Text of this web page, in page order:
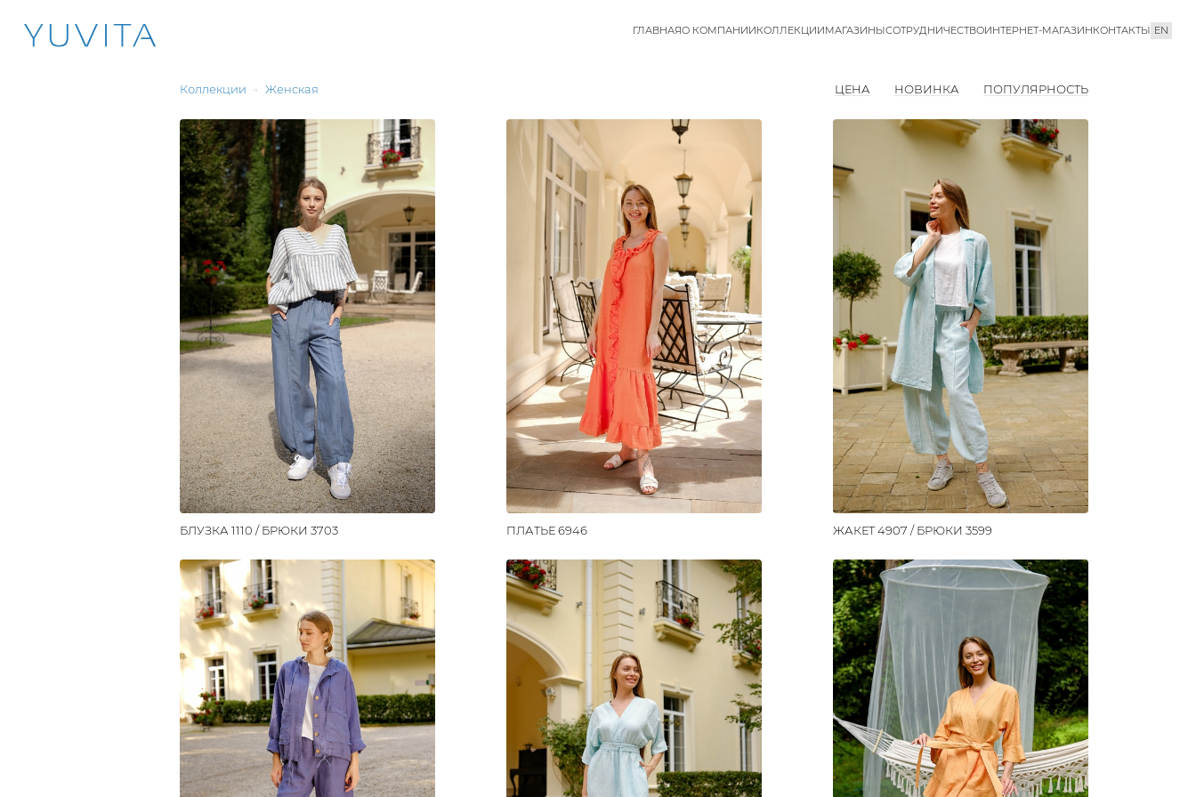
ГЛАВНАЯО КОМПАНИИКОЛЛЕКЦИИМАГАЗИНЫСОТРУДНИЧЕСТВОИНТЕРНЕТ-МАГАЗИНКОНТАКТЫ EN
Коллекции → Женская ЦЕНА НОВИНКА ПОПУЛЯРНОСТЬ
БЛУЗКА 1110 / БРЮКИ 3703 ПЛАТЬЕ 6946 ЖАКЕТ 4907 / БРЮКИ 3599